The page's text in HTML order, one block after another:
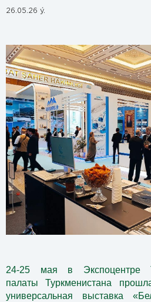
26.05.26 ý.
24-25 мая в Экспоцентре
палаты Туркменистана
универсальная выставка